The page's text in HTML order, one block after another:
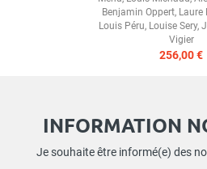
Benjamin Oppert, Laure
Louis Péru, Louise Sery,
Vigier
256,00 €
INFORMATION
Je souhaite être informé(e) des